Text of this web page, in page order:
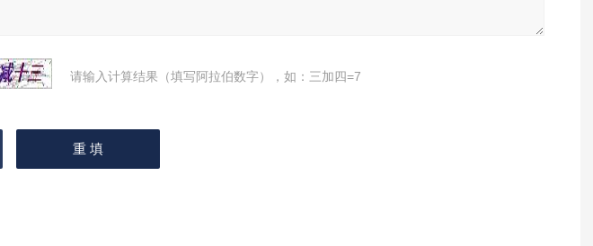
请输入计算结果（填写阿拉伯数字），如：三加四=7